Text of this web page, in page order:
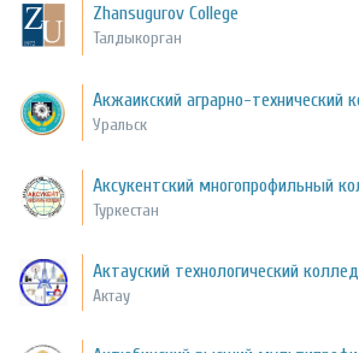
Zhansugurov College
Талдыкорган
Акжаикский аграрно-технический
Уральск
Аксукентский многопрофильный
Туркестан
Актауский технологический
Актау